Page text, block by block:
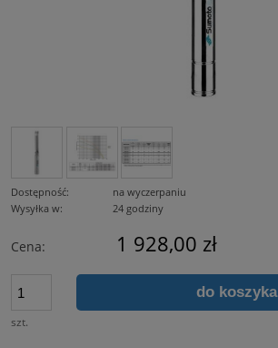
Dostępność:
na wyczerpaniu
Wysyłka w:
24 godziny
Cena: 1 928,00 zł
szt.
do koszyka